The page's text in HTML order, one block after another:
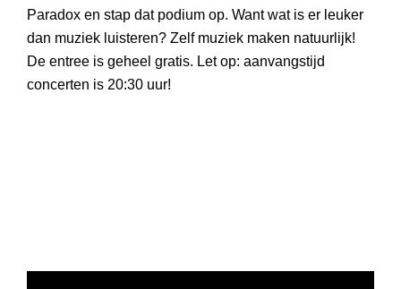
Paradox en stap dat podium op. Want wat is er leuker
dan muziek luisteren? Zelf muziek maken natuurlijk!
De entree is geheel gratis. Let op: aanvangstijd
concerten is 20:30 uur!